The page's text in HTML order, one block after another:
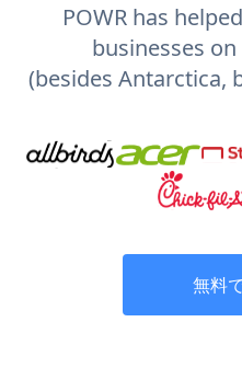
POWR has
businesses
(besides Antarctica,
無料